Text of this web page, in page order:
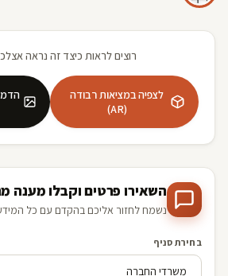
רוצים לראות כיצד זה נראה
לצפיה במציאות רבודה
(AR)
השאירו פרטים וקבלו מענה
נשמח לחזור אליכם בהקדם עם כל
בחירת סניף